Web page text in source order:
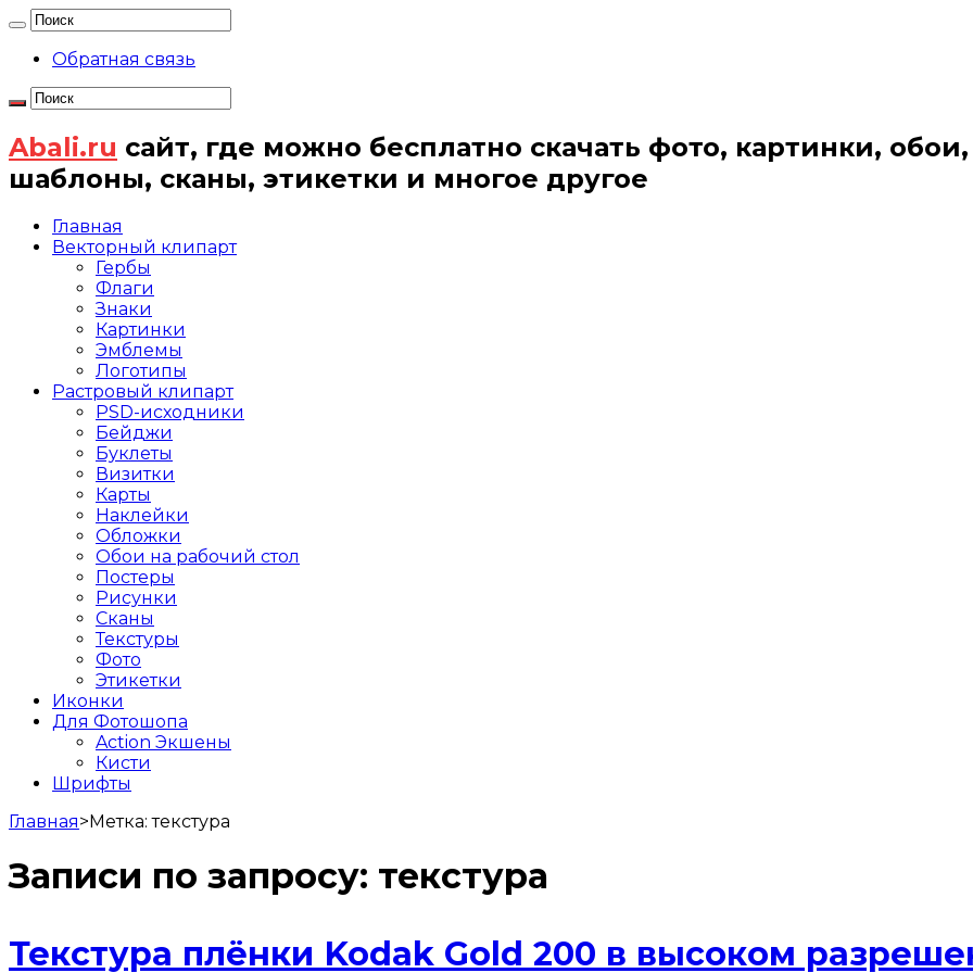
Обратная связь
Abali.ru сайт, где можно бесплатно скачать фото, картинки,
шаблоны, сканы, этикетки и многое другое
Главная
Векторный клипарт
Гербы
Флаги
Знаки
Картинки
Эмблемы
Логотипы
Растровый клипарт
PSD-исходники
Бейджи
Буклеты
Визитки
Карты
Наклейки
Обложки
Обои на рабочий стол
Постеры
Рисунки
Сканы
Текстуры
Фото
Этикетки
Иконки
Для Фотошопа
Action Экшены
Кисти
Шрифты
Главная>Метка:текстура
Записи по запросу: текстура
Текстура плёнки Kodak Gold 200 в высоком